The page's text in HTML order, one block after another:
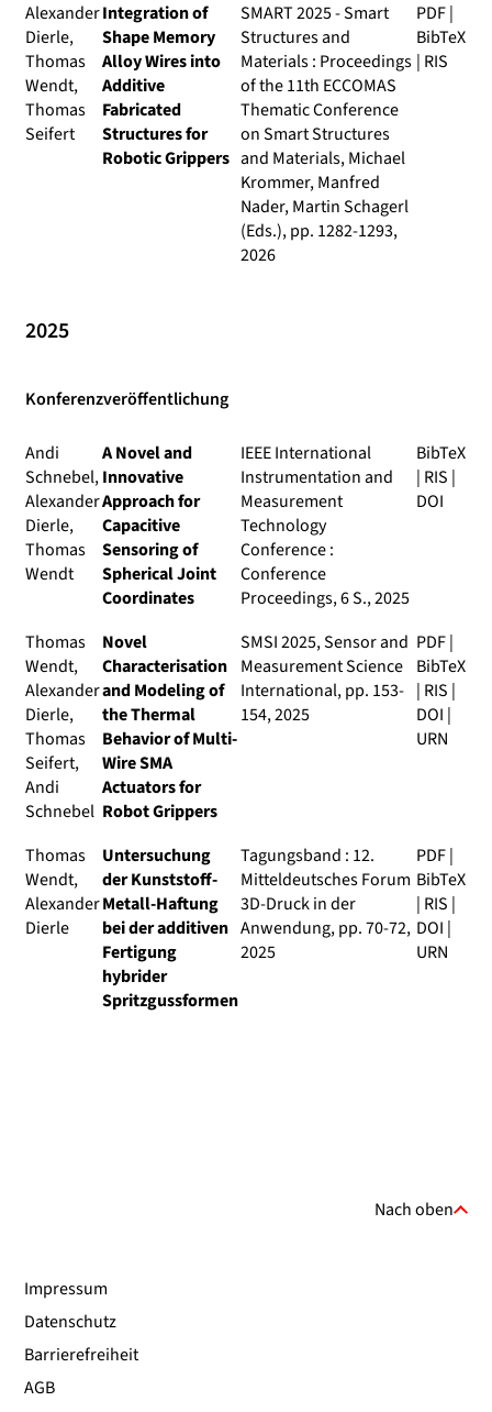
Alexander
Dierle,
Thomas
Wendt,
Thomas
Seifert
Integration of
Shape Memory
Alloy Wires into
Additive
Fabricated
Structures for
Robotic Grippers
SMART 2025 - Smart
Structures and
Materials : Proceedings
of the 11th ECCOMAS
Thematic Conference
on Smart Structures
and Materials, Michael
Krommer, Manfred
Nader, Martin Schagerl
(Eds.), pp. 1282-1293,
2026
PDF|
BibTeX
| RIS
2025
Konferenzveröffentlichung
Andi
Schnebel,
Alexander
Dierle,
Thomas
Wendt
A Novel and
Innovative
Approach for
Capacitive
Sensoring of
Spherical Joint
Coordinates
IEEE International
Instrumentation and
Measurement
Technology
Conference :
Conference
Proceedings, 6 S., 2025
BibTeX
| RIS |
DOI
Thomas
Wendt,
Alexander
Dierle,
Thomas
Seifert,
Andi
Schnebel
Novel
Characterisation
and Modeling of
the Thermal
Behavior of Multi-
Wire SMA
Actuators for
Robot Grippers
SMSI 2025, Sensor and
Measurement Science
International, pp. 153-
154, 2025
PDF|
BibTeX
| RIS |
DOI |
URN
Thomas
Wendt,
Alexander
Dierle
Untersuchung
der Kunststoff-
Metall-Haftung
bei der additiven
Fertigung
hybrider
Spritzgussformen
Tagungsband : 12.
Mitteldeutsches Forum
3D-Druck in der
Anwendung, pp. 70-72,
2025
PDF|
BibTeX
| RIS |
DOI |
URN
Nach oben
Impressum
Datenschutz
Barrierefreiheit
AGB